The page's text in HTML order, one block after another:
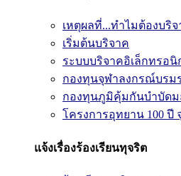
เหตุผลที่...ทำไมต้องบริ
เริ่มต้นบริจาค
ระบบบริจาคอิเล็กทรอนิ
กองทุนจุฬาลงกรณ์บรม
กองทุนภูมิคุ้มกันบำบัดม
โครงการอุทยาน 100
แจ้งเรื่องร้องเรียนทุจริต